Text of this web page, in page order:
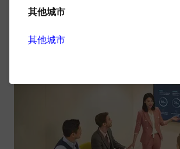
方式也发生了改变，现在人们直接通过
学习了，对成人来讲这种在线学习的方
不过现在市面上的在线补习班也不少，
学习补习班哪家好呢？下面一起了解一下
其他城市
其他城市